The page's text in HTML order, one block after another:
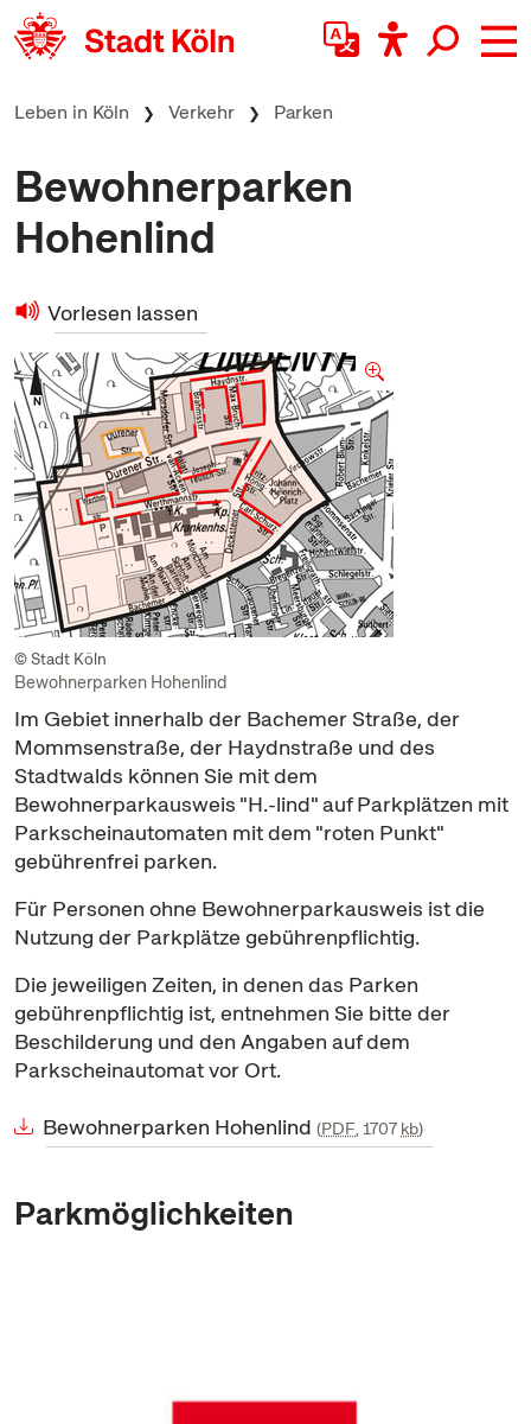
zum Inhalt springen
Leben in Köln Verkehr Parken
Bewohnerparken
Hohenlind
Vorlesen lassen
© Stadt Köln
Bewohnerparken Hohenlind
Im Gebiet innerhalb der Bachemer Straße, der
Mommsenstraße, der Haydnstraße und des
Stadtwalds können Sie mit dem
Bewohnerparkausweis "H.-lind" auf Parkplätzen mit
Parkscheinautomaten mit dem "roten Punkt"
gebührenfrei parken.
Für Personen ohne Bewohnerparkausweis ist die
Nutzung der Parkplätze gebührenpflichtig.
Die jeweiligen Zeiten, in denen das Parken
gebührenpflichtig ist, entnehmen Sie bitte der
Beschilderung und den Angaben auf dem
Parkscheinautomat vor Ort.
Bewohnerparken Hohenlind PDF, 1707 kb
Parkmöglichkeiten